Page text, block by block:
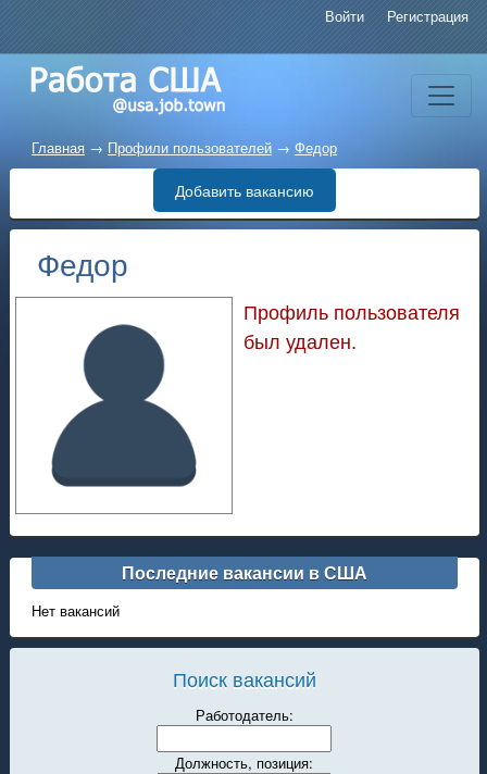
Войти Регистрация
Главная → Профили пользователей→ Федор
Добавить вакансию
Федор
Профиль пользователя
был удален.
Последние вакансии в США
Нет вакансий
Поиск вакансий
Работодатель:
Должность, позиция: